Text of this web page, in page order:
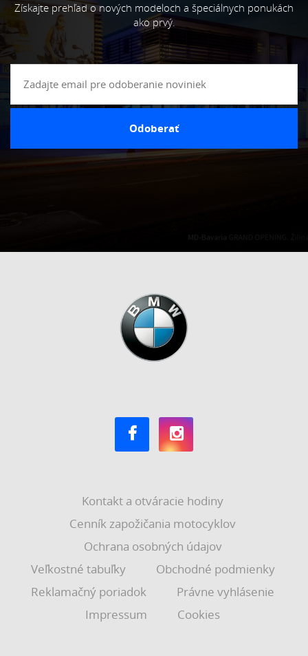
Získajte prehľad o nových modeloch a špeciálnych ponukách
ako prvý.
Odoberať
Kontakt a otváracie hodiny
Cenník zapožičania motocyklov
Ochrana osobných údajov
Veľkostné tabuľky
Obchodné podmienky
Reklamačný poriadok
Právne vyhlásenie
Impressum
Cookies